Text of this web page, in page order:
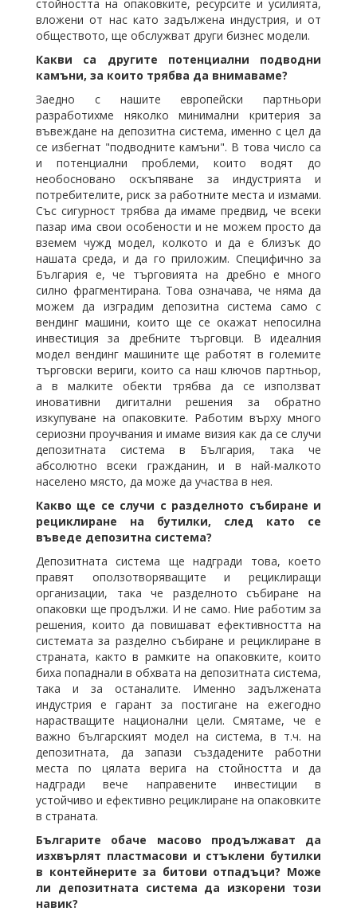
стойността на опаковките, ресурсите и усилията,
вложени от нас като задължена индустрия, и от
обществото, ще обслужват други бизнес модели.
Какви са другите потенциални подводни
камъни, за които трябва да внимаваме?
Заедно с нашите европейски партньори
разработихме няколко минимални критерия за
въвеждане на депозитна система, именно с цел да
се избегнат "подводните камъни". В това число са
и потенциални проблеми, които водят до
необосновано оскъпяване за индустрията и
потребителите, риск за работните места и измами.
Със сигурност трябва да имаме предвид, че всеки
пазар има свои особености и не можем просто да
вземем чужд модел, колкото и да е близък до
нашата среда, и да го приложим. Специфично за
България е, че търговията на дребно е много
силно фрагментирана. Това означава, че няма да
можем да изградим депозитна система само с
вендинг машини, които ще се окажат непосилна
инвестиция за дребните търговци. В идеалния
модел вендинг машините ще работят в големите
търговски вериги, които са наш ключов партньор,
а в малките обекти трябва да се използват
иновативни дигитални решения за обратно
изкупуване на опаковките. Работим върху много
сериозни проучвания и имаме визия как да се случи
депозитната система в България, така че
абсолютно всеки гражданин, и в най-малкото
населено място, да може да участва в нея.
Какво ще се случи с разделното събиране и
рециклиране на бутилки, след като се
въведе депозитна система?
Депозитната система ще надгради това, което
правят оползотворяващите и рециклиращи
организации, така че разделното събиране на
опаковки ще продължи. И не само. Ние работим за
решения, които да повишават ефективността на
системата за разделно събиране и рециклиране в
страната, както в рамките на опаковките, които
биха попаднали в обхвата на депозитната система,
така и за останалите. Именно задължената
индустрия е гарант за постигане на ежегодно
нарастващите национални цели. Смятаме, че е
важно българският модел на система, в т.ч. на
депозитната, да запази създадените работни
места по цялата верига на стойността и да
надгради вече направените инвестиции в
устойчиво и ефективно рециклиране на опаковките
в страната.
Българите обаче масово продължават да
изхвърлят пластмасови и стъклени бутилки
в контейнерите за битови отпадъци? Може
ли депозитната система да изкорени този
навик?